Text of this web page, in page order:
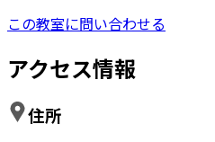
この教室に問い合わせる
アクセス情報
住所